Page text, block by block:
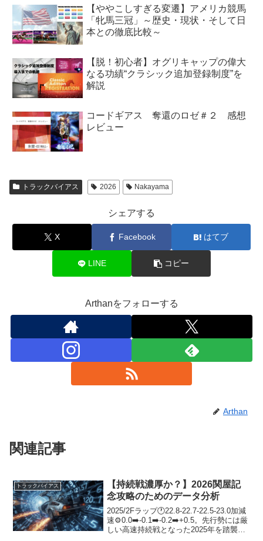
【ややこしすぎる変遷】アメリカ競馬
「牝馬三冠」～歴史・現状・そして日
本との徹底比較～
【脱！初心者】オグリキャップの偉大
なる功績“クラシック追加登録制度”を
解説
コードギアス 奪還のロゼ＃２ 感想
レビュー
トラックバイアス 2026 Nakayama
シェアする
X Facebook はてブ
LINE コピー
Arthanをフォローする
Arthan
関連記事
トラックバイアス
【持続戦濃厚か？】2026関屋記
念攻略のためのデータ分析
2025/2Fラップ🕐22.8-22.7-22.5-23.0加減
速⚙️0.0➡️-0.1➡️-0.2➡️+0.5。先行勢には厳
しい高速持続戦となった2025年を踏襲す